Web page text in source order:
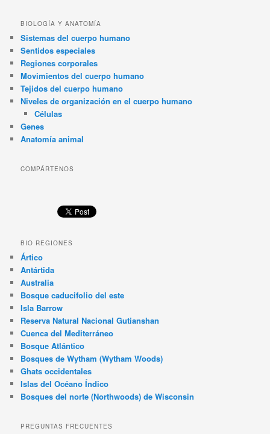
BIOLOGÍA Y ANATOMÍA
Sistemas del cuerpo humano
Sentidos especiales
Regiones corporales
Movimientos del cuerpo humano
Tejidos del cuerpo humano
Niveles de organización en el cuerpo humano
Células
Genes
Anatomía animal
COMPÁRTENOS
BIO REGIONES
Ártico
Antártida
Australia
Bosque caducifolio del este
Isla Barrow
Reserva Natural Nacional Gutianshan
Cuenca del Mediterráneo
Bosque Atlántico
Bosques de Wytham (Wytham Woods)
Ghats occidentales
Islas del Océano Índico
Bosques del norte (Northwoods) de Wisconsin
PREGUNTAS FRECUENTES